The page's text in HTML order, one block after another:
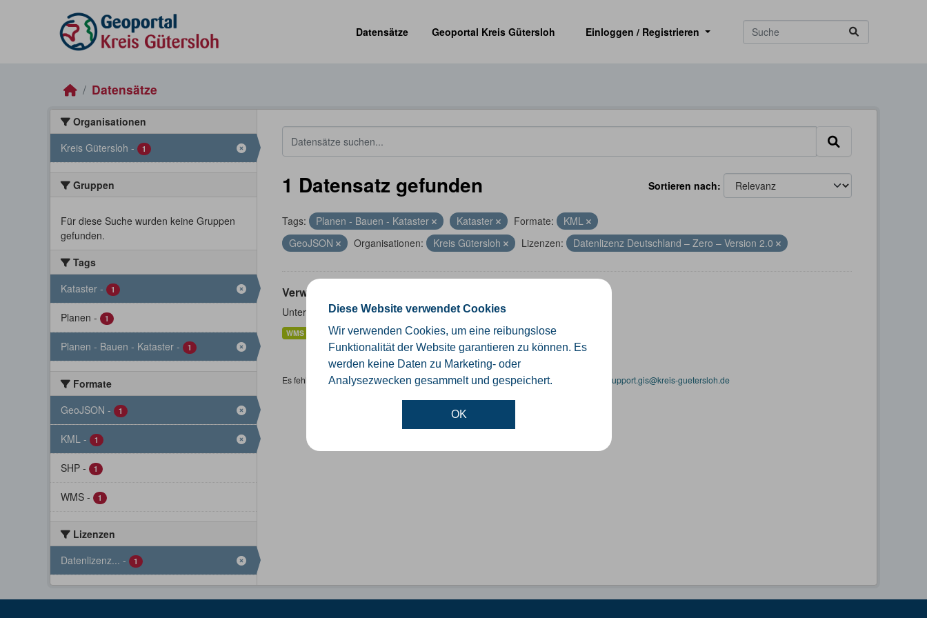
Diese Website verwendet Cookies
Wir verwenden Cookies, um eine reibungslose
Funktionalität der Website garantieren zu können. Es
werden keine Daten zu Marketing- oder
Analysezwecken gesammelt und gespeichert.
OK
Datensätze
Geoportal Kreis Gütersloh Einloggen / Registrieren
Datensätze
Organisationen
Kreis Gütersloh - 1
Gruppen
Für diese Suche wurden keine Gruppen
gefunden.
Tags
Kataster - 1
Planen - 1
Planen - Bauen - Kataster - 1
Formate
GeoJSON - 1
KML - 1
SHP - 1
WMS - 1
Lizenzen
Datenlizenz... - 1
Sortieren nach
1 Datensatz gefunden
Tags: Planen - Bauen - Kataster Kataster Formate:
KML
GeoJSON
Organisationen: Kreis Gütersloh Lizenzen: Datenlizenz Deutschland – Zero – Version 2.0
Verwaltungsgrenzen
Unterschiedliche Ebenen der Verwaltungsgrenzen im Kreis Gütersloh
WMS SHP GeoJSON KML
Es fehlen spezifische Datensätze? Wenden Sie sich bitte an einen Administrator unter: support.gis@kreis-guetersloh.de